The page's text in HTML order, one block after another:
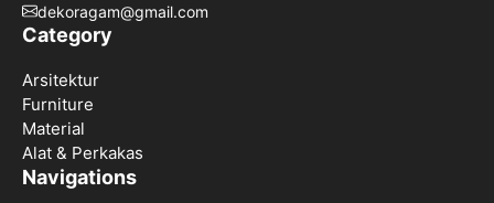
dekoragam@gmail.com
Category
Arsitektur
Furniture
Material
Alat & Perkakas
Navigations